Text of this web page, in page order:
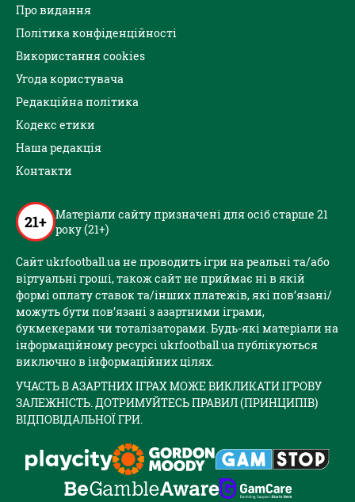
Про видання
Політика конфіденційності
Використання cookies
Угода користувача
Редакційна політика
Кодекс етики
Наша редакція
Контакти
21+ Матеріали сайту призначені для осіб старше 21
року (21+)
Сайт ukrfootball.ua не проводить ігри на реальні та/або
віртуальні гроші, також сайт не приймає ні в якій
формі оплату ставок та/інших платежів, які пов’язані/
можуть бути пов’язані з азартними іграми,
букмекерами чи тоталізаторами. Будь-які матеріали на
інформаційному ресурсі ukrfootball.ua публікуються
виключно в інформаційних цілях.
УЧАСТЬ В АЗАРТНИХ ІГРАХ МОЖЕ ВИКЛИКАТИ ІГРОВУ
ЗАЛЕЖНІСТЬ. ДОТРИМУЙТЕСЬ ПРАВИЛ (ПРИНЦИПІВ)
ВІДПОВІДАЛЬНОЇ ГРИ.